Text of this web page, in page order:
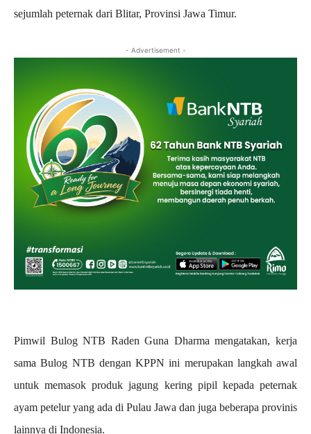
sejumlah peternak dari Blitar, Provinsi Jawa Timur.
- Advertisement -
Pimwil Bulog NTB Raden Guna Dharma mengatakan, kerja
sama Bulog NTB dengan KPPN ini merupakan langkah awal
untuk memasok produk jagung kering pipil kepada peternak
ayam petelur yang ada di Pulau Jawa dan juga beberapa provinis
lainnya di Indonesia.